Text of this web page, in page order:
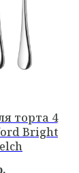
торта 4
Bright